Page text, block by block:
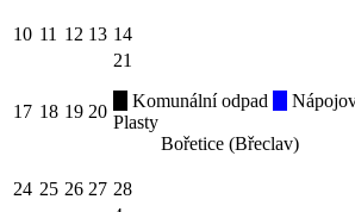
10 11 12 13 14
17 18 19 20
21
Komunální odpad
Plasty
Bořetice (Břeclav)
24 25 26 27 28